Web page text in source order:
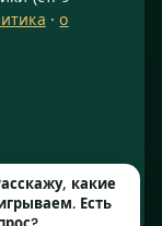
14/7
·о
какие
Есть